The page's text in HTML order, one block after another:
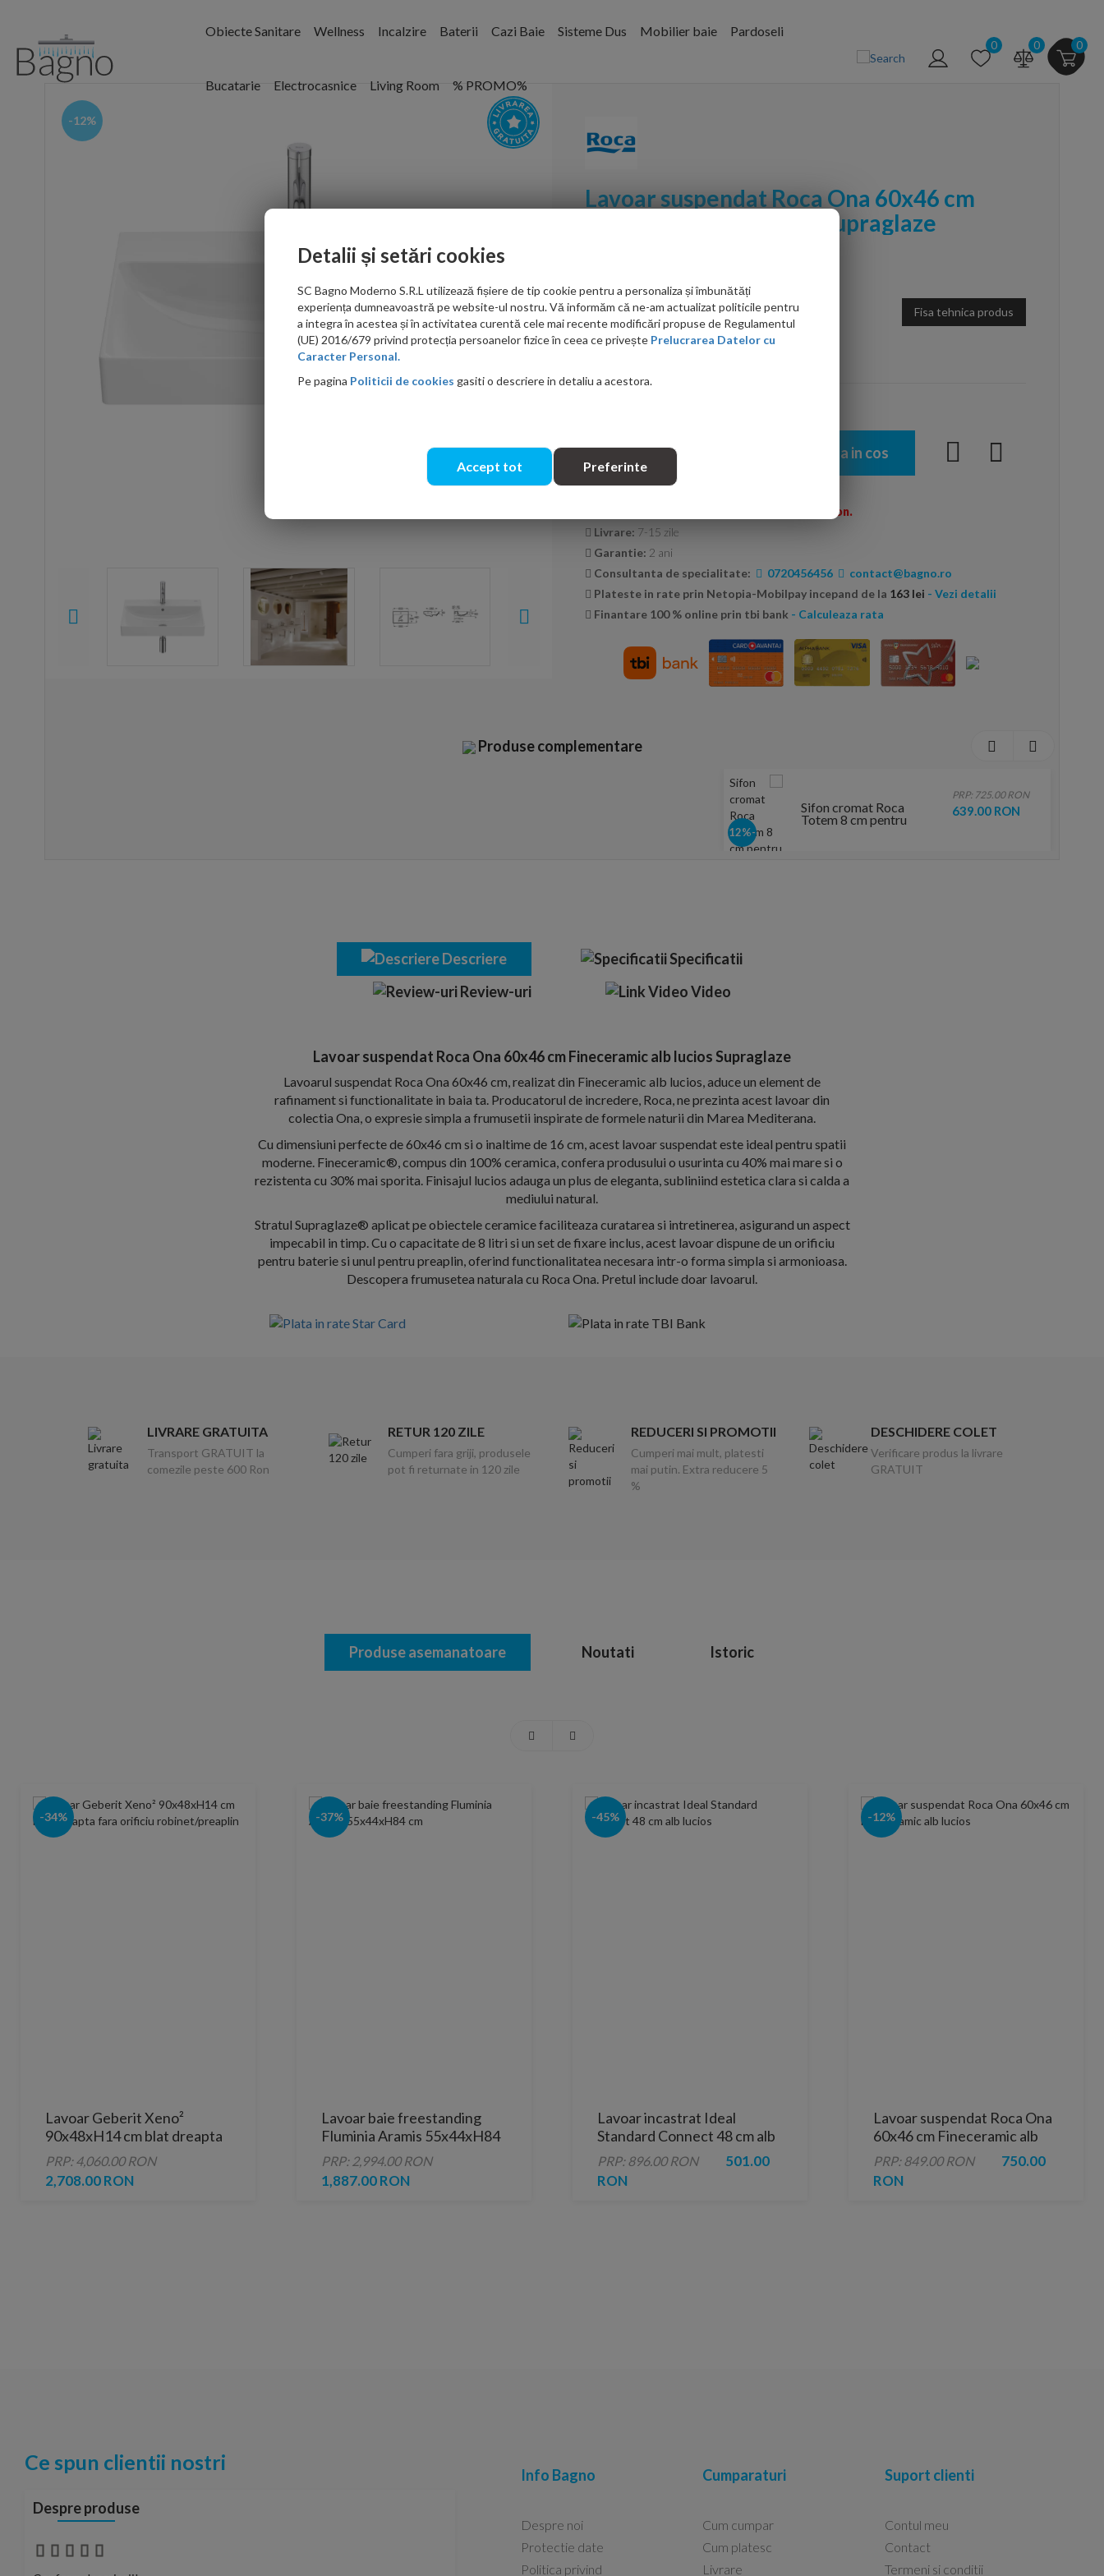
Obiecte Sanitare Wellness Incalzire Baterii Cazi Baie Sisteme Dus Mobilier baie Pardoseli
Bucatarie Electrocasnice Living Room % PROMO%
0 0 0
-12%
Lavoar suspendat Roca Ona 60x46 cm
Fineceramic alb lucios Supraglaze
PRP: 1,111.00 RON
980.00 RON Fisa tehnica produs
Cantitate: Adauga in cos
Transport GRATUIT la comenzi peste 600 Ron.
Livrare: 7-15 zile
Garantie: 2 ani
Consultanta de specialitate:
0720456456
contact@bagno.ro
Plateste in rate prin Netopia-Mobilpay incepand de la 163 lei - Vezi detalii
Finantare 100 % online prin tbi bank - Calculeaza rata
Produse complementare
-12%
Sifon cromat Roca
Totem 8 cm pentru
PRP: 725.00 RON
639.00 RON
Descriere
Specificatii
Review-uri
Video
Lavoar suspendat Roca Ona 60x46 cm Fineceramic alb lucios Supraglaze
Lavoarul suspendat Roca Ona 60x46 cm, realizat din Fineceramic alb lucios, aduce un element de
rafinament si functionalitate in baia ta. Producatorul de incredere, Roca, ne prezinta acest lavoar din
colectia Ona, o expresie simpla a frumusetii inspirate de formele naturii din Marea Mediterana.
Cu dimensiuni perfecte de 60x46 cm si o inaltime de 16 cm, acest lavoar suspendat este ideal pentru spatii
moderne. Fineceramic®, compus din 100% ceramica, confera produsului o usurinta cu 40% mai mare si o
rezistenta cu 30% mai sporita. Finisajul lucios adauga un plus de eleganta, subliniind estetica clara si calda a
mediului natural.
Stratul Supraglaze® aplicat pe obiectele ceramice faciliteaza curatarea si intretinerea, asigurand un aspect
impecabil in timp. Cu o capacitate de 8 litri si un set de fixare inclus, acest lavoar dispune de un orificiu
pentru baterie si unul pentru preaplin, oferind functionalitatea necesara intr-o forma simpla si armonioasa.
Descopera frumusetea naturala cu Roca Ona. Pretul include doar lavoarul.
LIVRARE GRATUITA
Transport GRATUIT la
comezile peste 600 Ron
RETUR 120 ZILE
Cumperi fara griji, produsele
pot fi returnate in 120 zile
REDUCERI SI PROMOTII
Cumperi mai mult, platesti
mai putin. Extra reducere 5
%
DESCHIDERE COLET
Verificare produs la livrare
GRATUIT
Produse asemanatoare Noutati Istoric
-34%
Lavoar Geberit Xeno²
90x48xH14 cm blat dreapta
fara orificiu robinet/preaplin
PRP: 4,060.00 RON
2,708.00 RON
-37%
Lavoar baie freestanding
Fluminia Aramis 55x44xH84
cm
PRP: 2,994.00 RON
1,887.00 RON
-45%
Lavoar incastrat Ideal
Standard Connect 48 cm alb
lucios
PRP: 896.00 RON
501.00
RON
-12%
Lavoar suspendat Roca Ona
60x46 cm Fineceramic alb
lucios
PRP: 849.00 RON
750.00
RON
Ce spun clientii nostri
Despre produse
Info Bagno
Despre noi
Protectie date
Politica privind
Cumparaturi
Cum cumpar
Cum platesc
Livrare
Suport clienti
Contul meu
Contact
Termeni si conditii
Detalii și setări cookies
SC Bagno Moderno S.R.L utilizează fișiere de tip cookie pentru a personaliza și îmbunătăți
experiența dumneavoastră pe website-ul nostru. Vă informăm că ne-am actualizat politicile pentru
a integra în acestea și în activitatea curentă cele mai recente modificări propuse de Regulamentul
(UE) 2016/679 privind protecția persoanelor fizice în ceea ce privește Prelucrarea Datelor cu
Caracter Personal.
Pe pagina Politicii de cookies gasiti o descriere in detaliu a acestora.
Accept tot Preferinte